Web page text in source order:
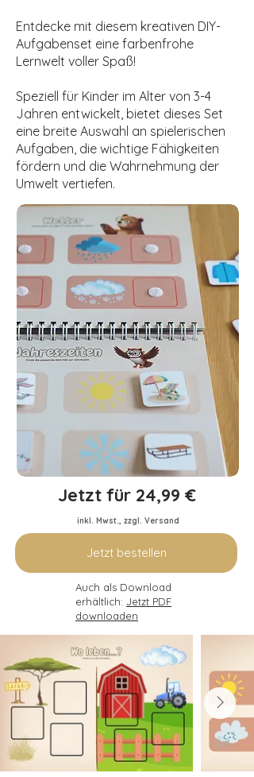
Entdecke mit diesem kreativen DIY-
Aufgabenset eine farbenfrohe
Lernwelt voller Spaß!
Speziell für Kinder im Alter von 3-4
Jahren entwickelt, bietet dieses Set
eine breite Auswahl an spielerischen
Aufgaben, die wichtige Fähigkeiten
fördern und die Wahrnehmung der
Umwelt vertiefen.
Jetzt für 24,99 €
inkl. Mwst., zzgl. Versand
Jetzt bestellen
Auch als Download
erhältlich: Jetzt PDF
downloaden